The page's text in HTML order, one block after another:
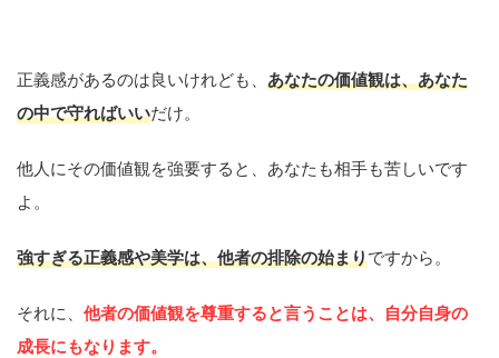
正義感があるのは良いけれども、 あなたの価値観は、あなた
の中で守ればいいだけ。
他人にその価値観を強要すると、あなたも相手も苦しいです
よ。
強すぎる正義感や美学は、他者の排除の始まりですから。
それに、 他者の価値観を尊重すると言うことは、自分自身の
成長にもなります。